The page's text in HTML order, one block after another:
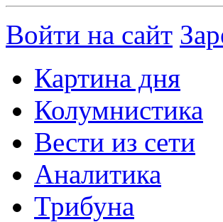
Войти на сайт
Картина дня
Колумнистика
Вести из сети
Аналитика
Трибуна